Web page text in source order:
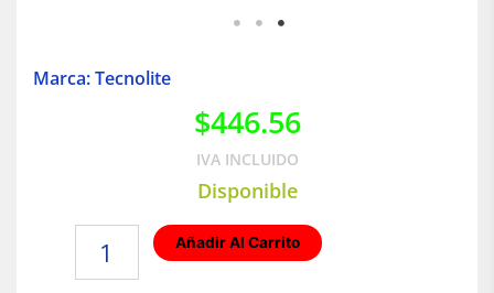
Marca: Tecnolite
$446.56
IVA INCLUIDO
Disponible
Añadir Al Carrito